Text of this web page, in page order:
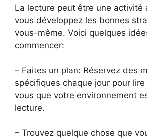
La lecture peut être une activité
vous développez les bonnes
vous-même. Voici quelques
commencer:
– Faites un plan: Réservez des
spécifiques chaque jour pour
vous que votre environnement
lecture.
– Trouvez quelque chose que